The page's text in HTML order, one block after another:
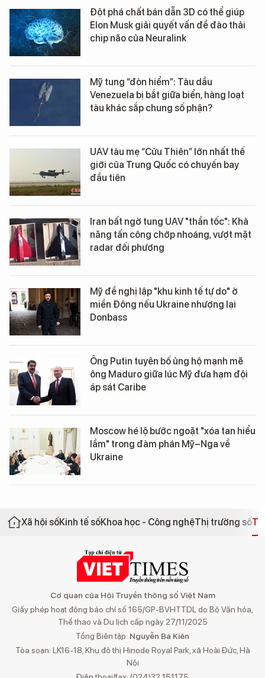
Đột phá chất bán dẫn 3D có thể giúp
Elon Musk giải quyết vấn đề đào thải
chip não của Neuralink
Mỹ tung “đòn hiểm”: Tàu dầu
Venezuela bị bắt giữa biển, hàng loạt
tàu khác sắp chung số phận?
UAV tàu mẹ “Cửu Thiên” lớn nhất thế
giới của Trung Quốc có chuyến bay
đầu tiên
Iran bất ngờ tung UAV "thần tốc": Khả
năng tấn công chớp nhoáng, vượt mặt
radar đối phương
Mỹ đề nghị lập "khu kinh tế tự do" ở
miền Đông nếu Ukraine nhượng lại
Donbass
Ông Putin tuyên bố ủng hộ mạnh mẽ
ông Maduro giữa lúc Mỹ đưa hạm đội
áp sát Caribe
Moscow hé lộ bước ngoặt "xóa tan hiểu
lầm" trong đàm phán Mỹ–Nga về
Ukraine
Xã hội sốKinh tế sốKhoa học - Công nghệThị trường số
Cơ quan của Hội Truyền thông số Việt Nam
Giấy phép hoạt động báo chí số 165/GP-BVHTTDL do Bộ Văn hóa,
Thể thao và Du lịch cấp ngày 27/11/2025
Tổng Biên tập: Nguyễn Bá Kiên
Tòa soạn: LK16-18, Khu đô thị Hinode Royal Park, xã Hoài Đức, Hà
Nội